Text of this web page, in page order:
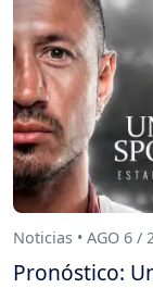
Noticias • AGO 6 /
Pronóstico: